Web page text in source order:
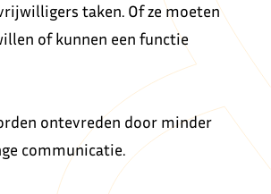
taken. Of ze moeten
of kunnen een functie
ontevreden door minder
communicatie.